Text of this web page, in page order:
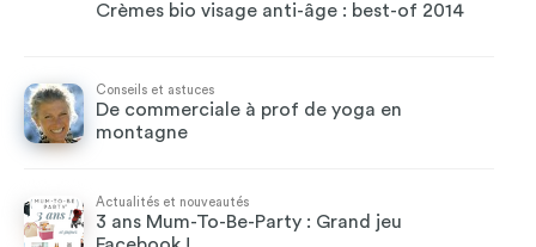
Crèmes bio visage anti-âge : best-of 2014
Conseils et astuces
De commerciale à prof de yoga en
montagne
Actualités et nouveautés
3 ans Mum-To-Be-Party : Grand jeu